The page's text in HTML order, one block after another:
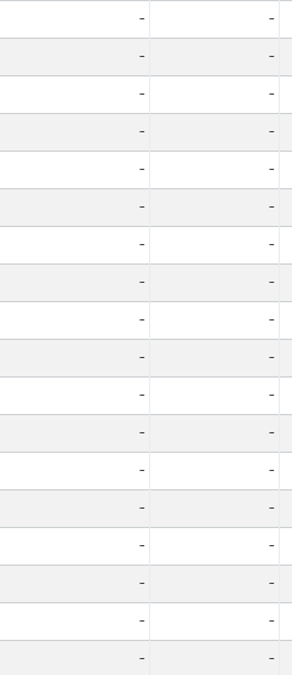
- -
- -
- -
- -
- -
- -
- -
- -
- -
- -
- -
- -
- -
- -
- -
- -
- -
- -